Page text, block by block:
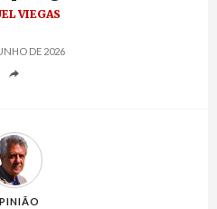
VIEGAS
DE 2026